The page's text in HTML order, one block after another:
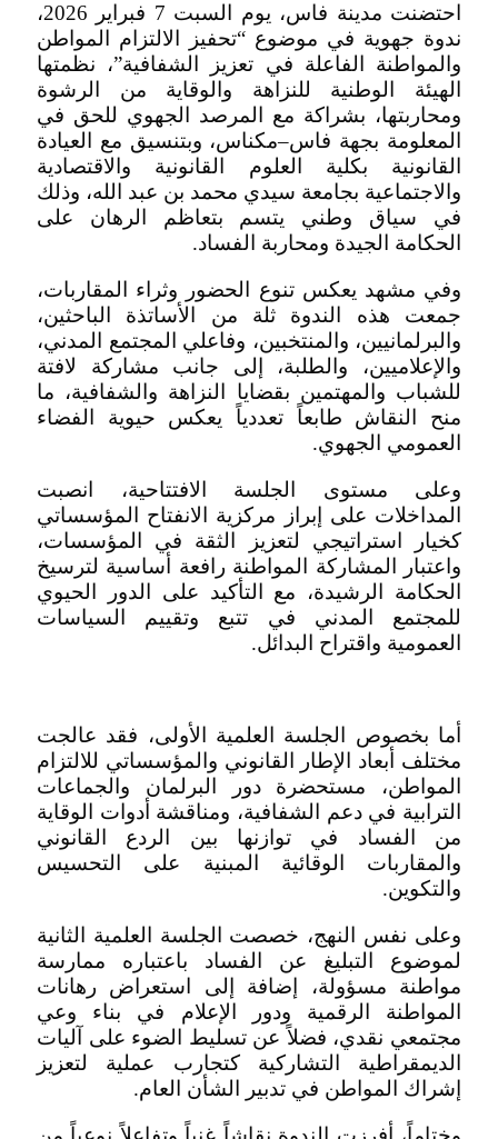
احتضنت مدينة فاس، يوم السبت 7 فبراير 2026،
ندوة جهوية في موضوع “تحفيز الالتزام المواطن
والمواطنة الفاعلة في تعزيز الشفافية”، نظمتها
الهيئة الوطنية للنزاهة والوقاية من الرشوة
ومحاربتها، بشراكة مع المرصد الجهوي للحق في
المعلومة بجهة فاس–مكناس، وبتنسيق مع العيادة
القانونية بكلية العلوم القانونية والاقتصادية
والاجتماعية بجامعة سيدي محمد بن عبد الله، وذلك
في سياق وطني يتسم بتعاظم الرهان على
الحكامة الجيدة ومحاربة الفساد.
وفي مشهد يعكس تنوع الحضور وثراء المقاربات،
جمعت هذه الندوة ثلة من الأساتذة الباحثين،
والبرلمانيين، والمنتخبين، وفاعلي المجتمع المدني،
والإعلاميين، والطلبة، إلى جانب مشاركة لافتة
للشباب والمهتمين بقضايا النزاهة والشفافية، ما
منح النقاش طابعاً تعددياً يعكس حيوية الفضاء
العمومي الجهوي.
وعلى مستوى الجلسة الافتتاحية، انصبت
المداخلات على إبراز مركزية الانفتاح المؤسساتي
كخيار استراتيجي لتعزيز الثقة في المؤسسات،
واعتبار المشاركة المواطنة رافعة أساسية لترسيخ
الحكامة الرشيدة، مع التأكيد على الدور الحيوي
للمجتمع المدني في تتبع وتقييم السياسات
العمومية واقتراح البدائل.
أما بخصوص الجلسة العلمية الأولى، فقد عالجت
مختلف أبعاد الإطار القانوني والمؤسساتي للالتزام
المواطن، مستحضرة دور البرلمان والجماعات
الترابية في دعم الشفافية، ومناقشة أدوات الوقاية
من الفساد في توازنها بين الردع القانوني
والمقاربات الوقائية المبنية على التحسيس
والتكوين.
وعلى نفس النهج، خصصت الجلسة العلمية الثانية
لموضوع التبليغ عن الفساد باعتباره ممارسة
مواطنة مسؤولة، إضافة إلى استعراض رهانات
المواطنة الرقمية ودور الإعلام في بناء وعي
مجتمعي نقدي، فضلاً عن تسليط الضوء على آليات
الديمقراطية التشاركية كتجارب عملية لتعزيز
إشراك المواطن في تدبير الشأن العام.